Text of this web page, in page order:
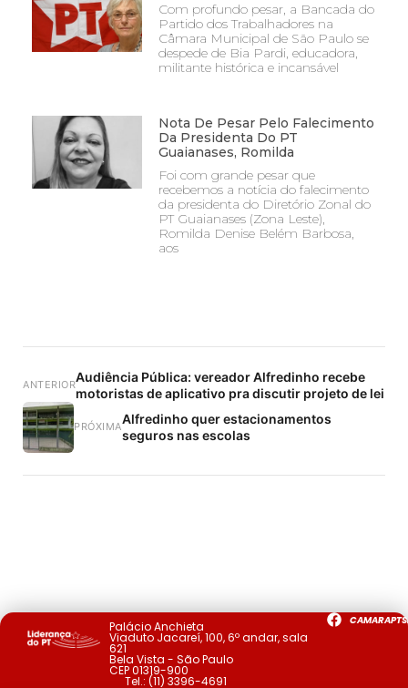
Com profundo pesar, a Bancada do
Partido dos Trabalhadores na
Câmara Municipal de São Paulo se
despede de Bia Pardi, educadora,
militante histórica e incansável
Nota De Pesar Pelo Falecimento
Da Presidenta Do PT
Guaianases, Romilda
Foi com grande pesar que
recebemos a notícia do falecimento
da presidenta do Diretório Zonal do
PT Guaianases (Zona Leste),
Romilda Denise Belém Barbosa,
aos
ANTERIORAudiência Pública: vereador Alfredinho recebe
motoristas de aplicativo pra discutir projeto de lei
PRÓXIMAAlfredinho quer estacionamentos
seguros nas escolas
Palácio Anchieta
Viaduto Jacareí, 100, 6º andar, sala
621
Bela Vista - São Paulo
CEP 01319-900
Tel.: (11) 3396-4691